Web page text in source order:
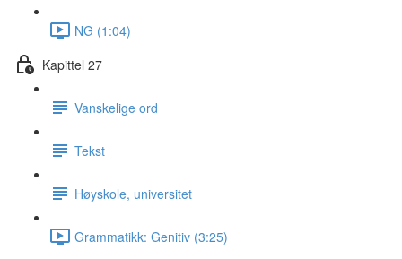
NG (1:04)
Kapittel 27
Vanskelige ord
Tekst
Høyskole, universitet
Grammatikk: Genitiv (3:25)